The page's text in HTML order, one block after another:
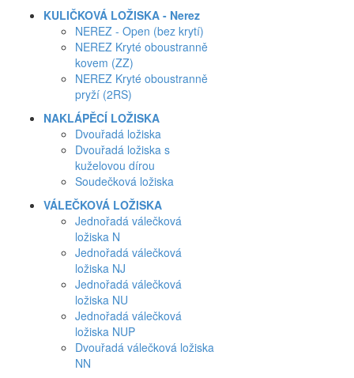
KULIČKOVÁ LOŽISKA - Nerez
NEREZ - Open (bez krytí)
NEREZ Kryté oboustranně
kovem (ZZ)
NEREZ Kryté oboustranně
pryží (2RS)
NAKLÁPĚCÍ LOŽISKA
Dvouřadá ložiska
Dvouřadá ložiska s
kuželovou dírou
Soudečková ložiska
VÁLEČKOVÁ LOŽISKA
Jednořadá válečková
ložiska N
Jednořadá válečková
ložiska NJ
Jednořadá válečková
ložiska NU
Jednořadá válečková
ložiska NUP
Dvouřadá válečková ložiska
NN